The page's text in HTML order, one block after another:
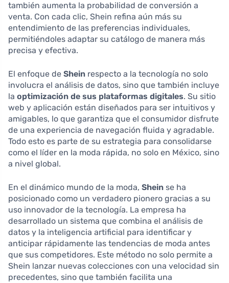
también aumenta la probabilidad de conversión a
venta. Con cada clic, Shein refina aún más su
entendimiento de las preferencias individuales,
permitiéndoles adaptar su catálogo de manera más
precisa y efectiva.
El enfoque de Shein respecto a la tecnología no solo
involucra el análisis de datos, sino que también incluye
la optimización de sus plataformas digitales. Su sitio
web y aplicación están diseñados para ser intuitivos y
amigables, lo que garantiza que el consumidor disfrute
de una experiencia de navegación fluida y agradable.
Todo esto es parte de su estrategia para consolidarse
como el líder en la moda rápida, no solo en México, sino
a nivel global.
En el dinámico mundo de la moda, Shein se ha
posicionado como un verdadero pionero gracias a su
uso innovador de la tecnología. La empresa ha
desarrollado un sistema que combina el análisis de
datos y la inteligencia artificial para identificar y
anticipar rápidamente las tendencias de moda antes
que sus competidores. Este método no solo permite a
Shein lanzar nuevas colecciones con una velocidad sin
precedentes, sino que también facilita una